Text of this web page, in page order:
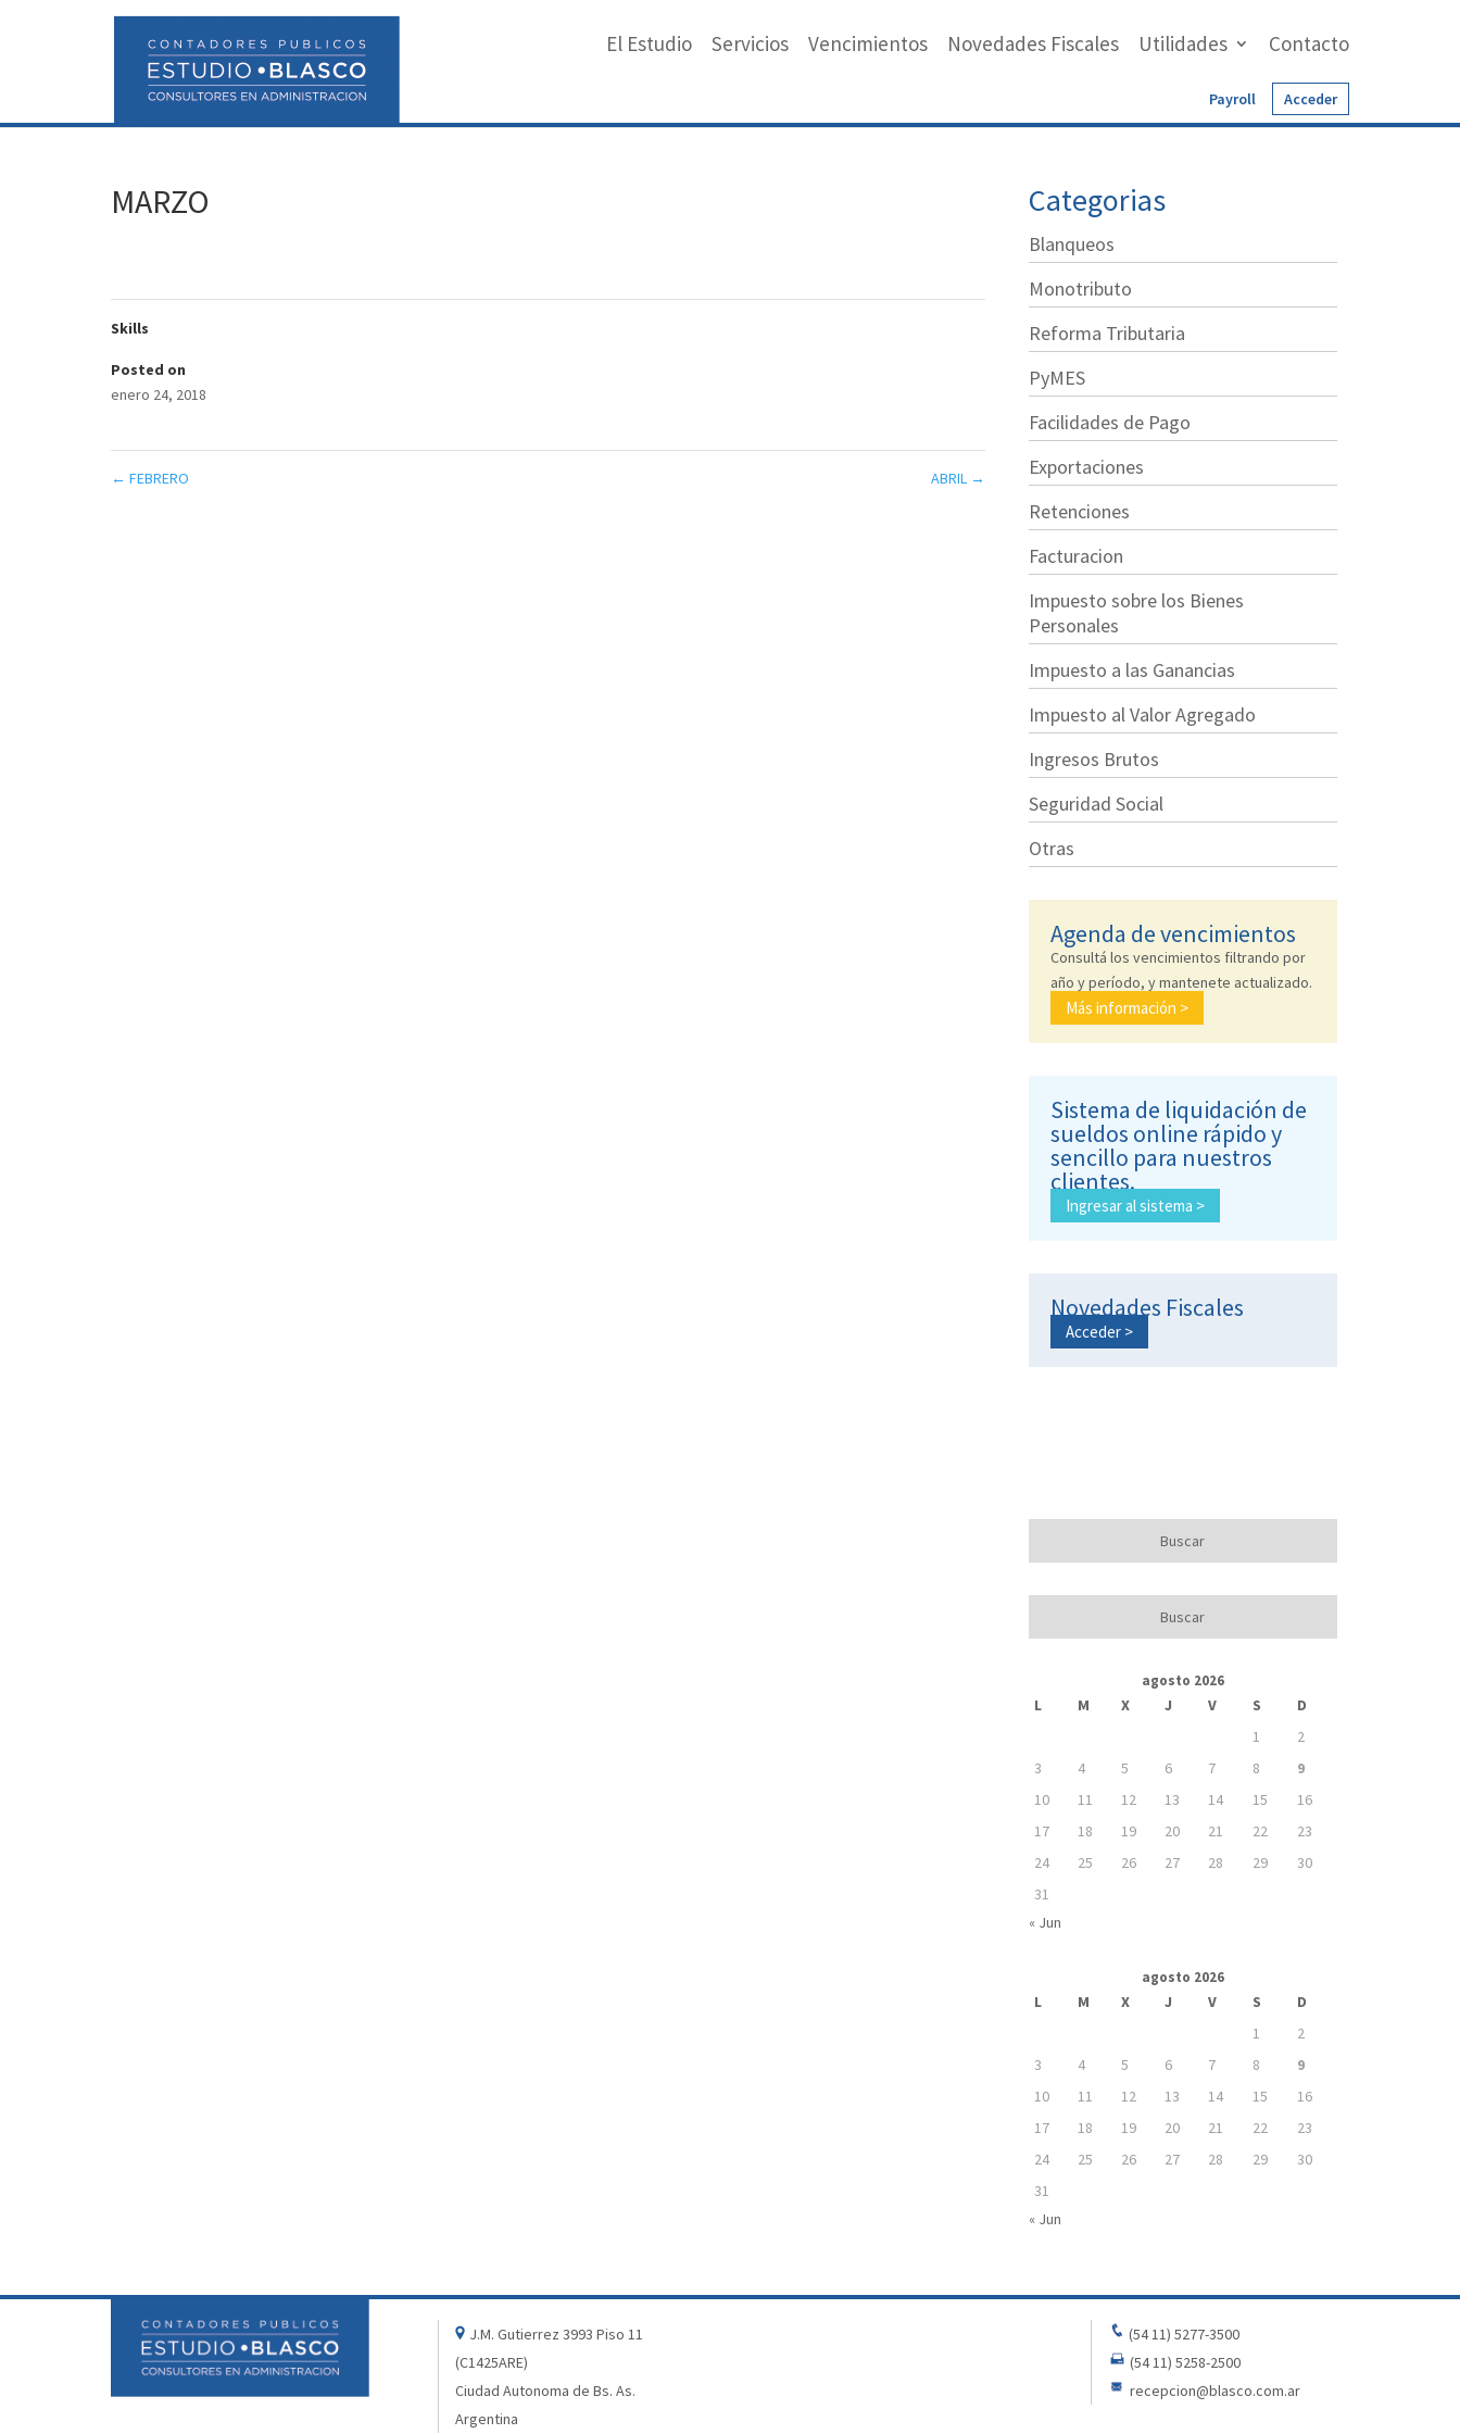
El Estudio Servicios Vencimientos Novedades Fiscales Utilidades Contacto
Payroll Acceder
MARZO
Skills
Posted on
enero 24, 2018
← FEBRERO ABRIL →
Categorias
Blanqueos
Monotributo
Reforma Tributaria
PyMES
Facilidades de Pago
Exportaciones
Retenciones
Facturacion
Impuesto sobre los Bienes
Personales
Impuesto a las Ganancias
Impuesto al Valor Agregado
Ingresos Brutos
Seguridad Social
Otras
Agenda de vencimientos
Consultá los vencimientos filtrando por
año y período, y mantenete actualizado.
Más información >
Sistema de liquidación de
sueldos online rápido y
sencillo para nuestros
clientes.
Ingresar al sistema >
Novedades Fiscales
Acceder >
agosto 2026
L M X J V S
D
1
2
3
4 5 6 7 8
9
10
11 12 13 14 15
16
17
18 19 20 21 22
23
24
25 26 27 28 29
30
31
« Jun
agosto 2026
L M X J V S
D
1
2
3
4 5 6 7 8
9
10
11 12 13 14 15
16
17
18 19 20 21 22
23
24
25 26 27 28 29
30
31
« Jun
J.M. Gutierrez 3993 Piso 11
(C1425ARE)
Ciudad Autonoma de Bs. As.
Argentina
(54 11) 5277-3500
(54 11) 5258-2500
recepcion@blasco.com.ar